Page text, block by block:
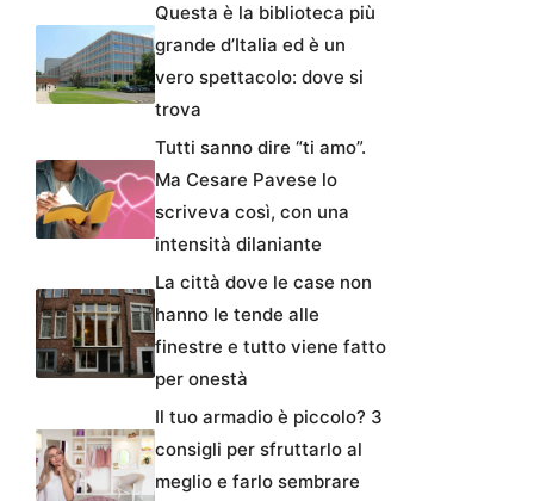
Questa è la biblioteca più
grande d’Italia ed è un
vero spettacolo: dove si
trova
Tutti sanno dire “ti amo”.
Ma Cesare Pavese lo
scriveva così, con una
intensità dilaniante
La città dove le case non
hanno le tende alle
finestre e tutto viene fatto
per onestà
Il tuo armadio è piccolo? 3
consigli per sfruttarlo al
meglio e farlo sembrare